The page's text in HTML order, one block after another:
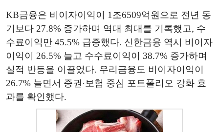
KB금융은 비이자이익이 1조6509억원으로 전년 동
기보다 27.8% 증가하며 역대 최대를 기록했고, 수
수료이익만 45.5% 급증했다. 신한금융 역시 비이자
이익이 26.5% 늘고 수수료이익이 38.7% 증가하며
실적 반등을 이끌었다. 우리금융도 비이자이익이
26.7% 늘면서 증권·보험 중심 포트폴리오 강화 효
과를 확인했다.